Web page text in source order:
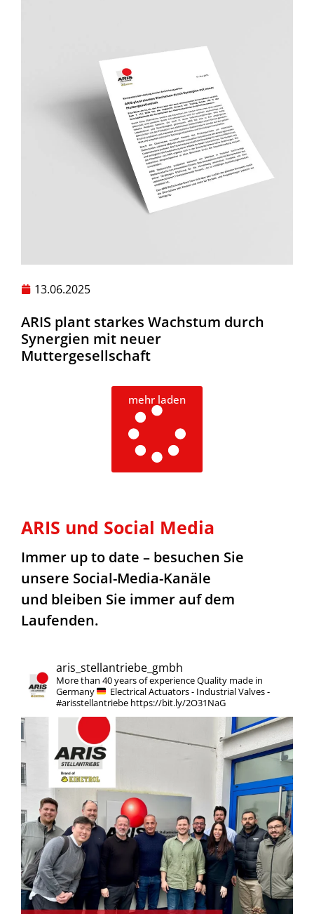
13.06.2025
ARIS plant starkes Wachstum durch
Synergien mit neuer
Muttergesellschaft
mehr laden
ARIS und Social Media
Immer up to date – besuchen Sie
unsere Social-Media-Kanäle
und bleiben Sie immer auf dem
Laufenden.
aris_stellantriebe_gmbh
More than 40 years of experienceQuality made in
Germany
Electrical Actuators - Industrial Valves -
#arisstellantriebe https://bit.ly/2O31NaG